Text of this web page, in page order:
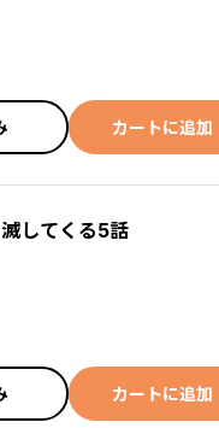
カートに追加
してくる5話
カートに追加